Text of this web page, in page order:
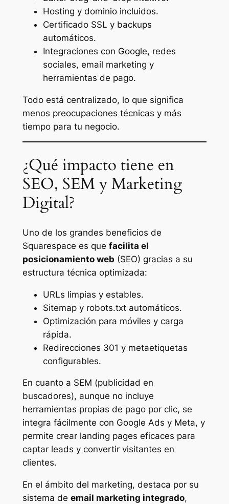
Hosting y dominio incluidos.
Certificado SSL y backups
automáticos.
Integraciones con Google, redes
sociales, email marketing y
herramientas de pago.
Todo está centralizado, lo que significa
menos preocupaciones técnicas y más
tiempo para tu negocio.
¿Qué impacto tiene en
SEO, SEM y Marketing
Digital?
Uno de los grandes beneficios de
Squarespace es que facilita el
posicionamiento web(SEO) gracias a su
estructura técnica optimizada:
URLs limpias y estables.
Sitemap y robots.txt automáticos.
Optimización para móviles y carga
rápida.
Redirecciones 301 y metaetiquetas
configurables.
En cuanto a SEM (publicidad en
buscadores), aunque no incluye
herramientas propias de pago por clic, se
integra fácilmente con Google Ads y Meta, y
permite crear landing pages eficaces para
captar leads y convertir visitantes en
clientes.
En el ámbito del marketing, destaca por su
sistema de email marketing integrado,